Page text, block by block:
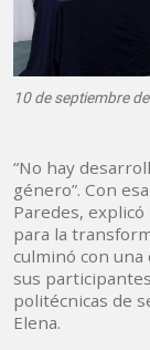
10 de septiembre
“No hay
género”. Con
Paredes,
para la
culminó con
sus
politécnicas de
Elena.